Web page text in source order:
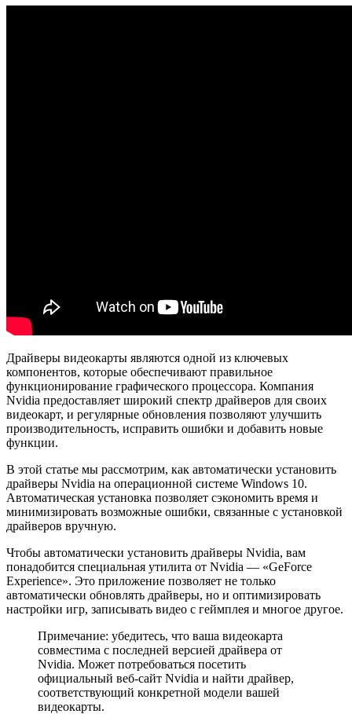
Драйверы видеокарты являются одной из ключевых
компонентов, которые обеспечивают правильное
функционирование графического процессора. Компания
Nvidia предоставляет широкий спектр драйверов для своих
видеокарт, и регулярные обновления позволяют улучшить
производительность, исправить ошибки и добавить новые
функции.
В этой статье мы рассмотрим, как автоматически установить
драйверы Nvidia на операционной системе Windows 10.
Автоматическая установка позволяет сэкономить время и
минимизировать возможные ошибки, связанные с установкой
драйверов вручную.
Чтобы автоматически установить драйверы Nvidia, вам
понадобится специальная утилита от Nvidia — «GeForce
Experience». Это приложение позволяет не только
автоматически обновлять драйверы, но и оптимизировать
настройки игр, записывать видео с геймплея и многое другое.
Примечание: убедитесь, что ваша видеокарта
совместима с последней версией драйвера от
Nvidia. Может потребоваться посетить
официальный веб-сайт Nvidia и найти драйвер,
соответствующий конкретной модели вашей
видеокарты.